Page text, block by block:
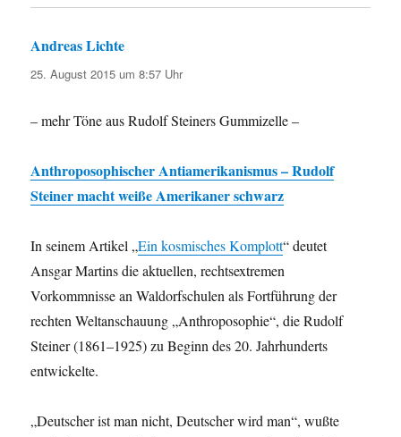
Andreas Lichte
25. August 2015 um 8:57 Uhr
– mehr Töne aus Rudolf Steiners Gummizelle –
Anthroposophischer Antiamerikanismus – Rudolf
Steiner macht weiße Amerikaner schwarz
In seinem Artikel „Ein kosmisches Komplott“ deutet
Ansgar Martins die aktuellen, rechtsextremen
Vorkommnisse an Waldorfschulen als Fortführung der
rechten Weltanschauung „Anthroposophie“, die Rudolf
Steiner (1861–1925) zu Beginn des 20. Jahrhunderts
entwickelte.
„Deutscher ist man nicht, Deutscher wird man“, wußte